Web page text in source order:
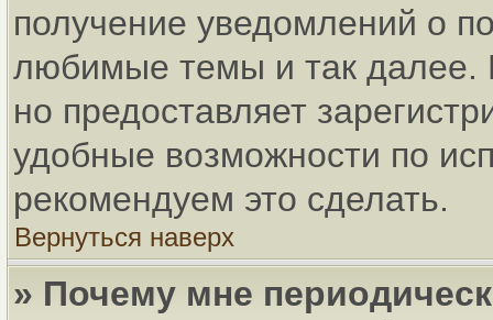
получение уведомлений о
любимые темы и так далее.
но предоставляет
удобные возможности по
рекомендуем это сделать.
Вернуться наверх
» Почему мне